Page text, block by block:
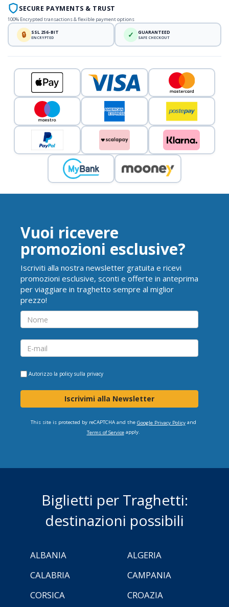
SECURE PAYMENTS & TRUST
100% Encrypted transactions & flexible payment options
🔒 SSL 256-BIT
ENCRYPTED ✓ GUARANTEED
SAFE CHECKOUT
Vuoi ricevere
promozioni esclusive?
Iscriviti alla nostra newsletter gratuita e ricevi
promozioni esclusive, sconti e offerte in anteprima
per viaggiare in traghetto sempre al miglior
prezzo!
Autorizzo la policy sulla privacy
Iscrivimi alla Newsletter
This site is protected by reCAPTCHA and the Google Privacy Policyand
Terms of Serviceapply.
Biglietti per Traghetti:
destinazioni possibili
ALBANIA
ALGERIA
CALABRIA
CAMPANIA
CORSICA
CROAZIA